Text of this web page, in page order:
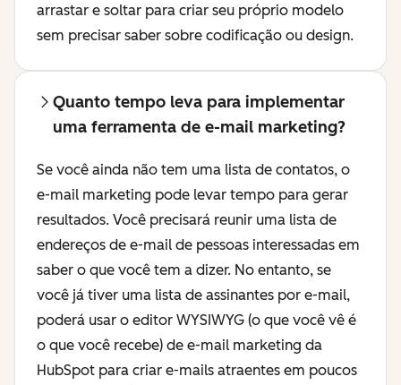
arrastar e soltar para criar seu próprio modelo
sem precisar saber sobre codificação ou design.
Quanto tempo leva para implementar
uma ferramenta de e-mail marketing?
Se você ainda não tem uma lista de contatos, o
e-mail marketing pode levar tempo para gerar
resultados. Você precisará reunir uma lista de
endereços de e-mail de pessoas interessadas em
saber o que você tem a dizer. No entanto, se
você já tiver uma lista de assinantes por e-mail,
poderá usar o editor WYSIWYG (o que você vê é
o que você recebe) de e-mail marketing da
HubSpot para criar e-mails atraentes em poucos